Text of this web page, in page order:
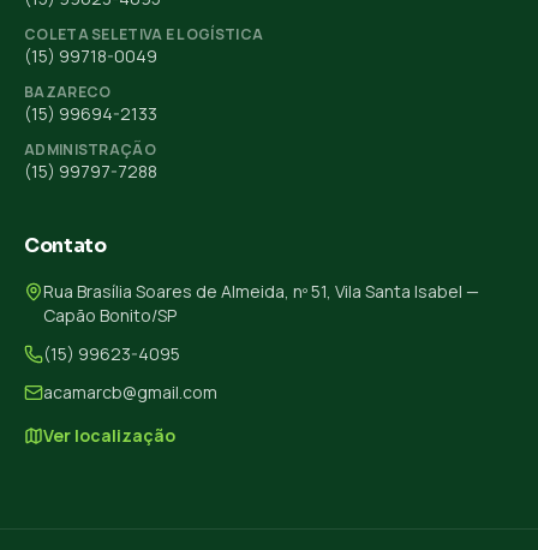
COLETA SELETIVA E LOGÍSTICA
(15) 99718-0049
BAZARECO
(15) 99694-2133
ADMINISTRAÇÃO
(15) 99797-7288
Contato
Rua Brasília Soares de Almeida, nº 51, Vila Santa Isabel —
Capão Bonito/SP
(15) 99623-4095
acamarcb@gmail.com
Ver localização